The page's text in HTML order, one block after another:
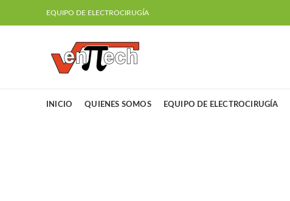
EQUIPO DE ELECTROCIRUGÍA
INICIO QUIENES SOMOS EQUIPO DE ELECTROCIRUGÍA